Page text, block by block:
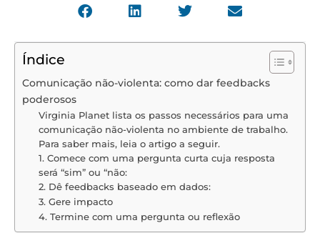
Índice
Comunicação não-violenta: como dar feedbacks
poderosos
Virginia Planet lista os passos necessários para uma
comunicação não-violenta no ambiente de trabalho.
Para saber mais, leia o artigo a seguir.
1. Comece com uma pergunta curta cuja resposta
será “sim” ou “não:
2. Dê feedbacks baseado em dados:
3. Gere impacto
4. Termine com uma pergunta ou reflexão